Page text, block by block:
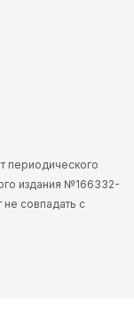
периодического
издания №166332-
совпадать с